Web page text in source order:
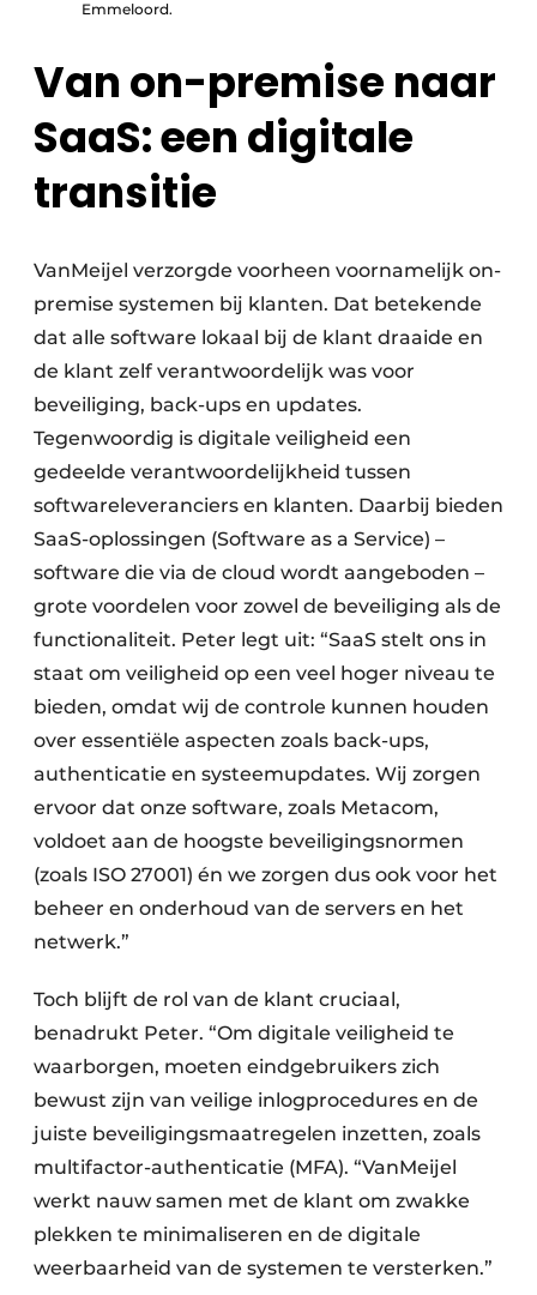
Emmeloord.
Van on-premise naar
SaaS: een digitale
transitie
VanMeijel verzorgde voorheen voornamelijk on-
premise systemen bij klanten. Dat betekende
dat alle software lokaal bij de klant draaide en
de klant zelf verantwoordelijk was voor
beveiliging, back-ups en updates.
Tegenwoordig is digitale veiligheid een
gedeelde verantwoordelijkheid tussen
softwareleveranciers en klanten. Daarbij bieden
SaaS-oplossingen (Software as a Service) –
software die via de cloud wordt aangeboden –
grote voordelen voor zowel de beveiliging als de
functionaliteit. Peter legt uit: “SaaS stelt ons in
staat om veiligheid op een veel hoger niveau te
bieden, omdat wij de controle kunnen houden
over essentiële aspecten zoals back-ups,
authenticatie en systeemupdates. Wij zorgen
ervoor dat onze software, zoals Metacom,
voldoet aan de hoogste beveiligingsnormen
(zoals ISO 27001) én we zorgen dus ook voor het
beheer en onderhoud van de servers en het
netwerk.”
Toch blijft de rol van de klant cruciaal,
benadrukt Peter. “Om digitale veiligheid te
waarborgen, moeten eindgebruikers zich
bewust zijn van veilige inlogprocedures en de
juiste beveiligingsmaatregelen inzetten, zoals
multifactor-authenticatie (MFA). “VanMeijel
werkt nauw samen met de klant om zwakke
plekken te minimaliseren en de digitale
weerbaarheid van de systemen te versterken.”